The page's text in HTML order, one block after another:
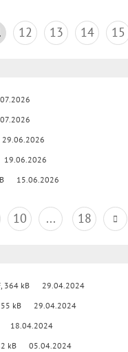
12 13 14 15
29.06.2026
19.06.2026
15.06.2026
10 ... 18
364 kB 29.04.2024
kB 29.04.2024
18.04.2024
kB 05.04.2024